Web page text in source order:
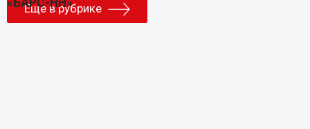
Еще в рубрике